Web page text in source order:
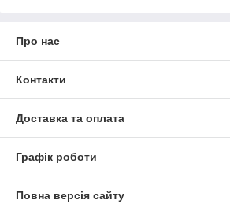
Про нас
Контакти
Доставка та оплата
Графік роботи
Повна версія сайту